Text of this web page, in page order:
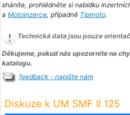
sháníte, prohlédněte si nabídku
a Motoinzerce, případně Tipmoto.
Technická data jsou pouze
Děkujeme, pokud nás upozorníte na
katalogu.
feedback - napište nám
Diskuze k UM SMF II 125